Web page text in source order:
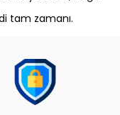
tam zamanı.